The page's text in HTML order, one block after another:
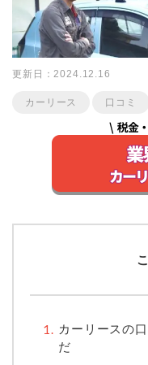
更新日：2024.12.16
カーリース 口コミ
カーリースの
だ